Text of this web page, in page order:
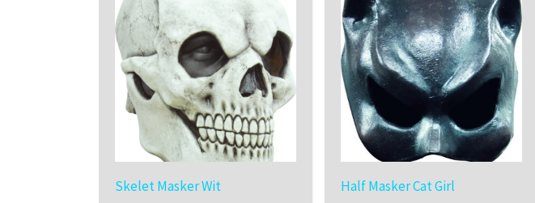
Skelet Masker Wit Half Masker Cat Girl